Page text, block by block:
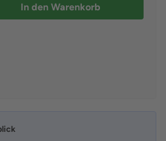
In den Warenkorb